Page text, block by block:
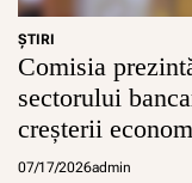
ŞTIRI
Comisia
sectorului
creșterii
07/17/2026admin